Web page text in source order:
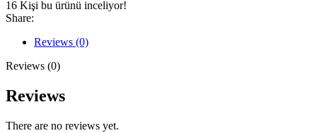
450903-
2
GÖVDE
KAPAĞI
quantity
16 Kişi bu ürünü inceliyor!
Share:
Reviews (0)
Reviews (0)
Reviews
There are no reviews yet.